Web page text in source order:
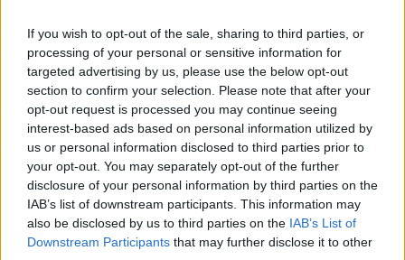
If you wish to opt-out of the sale, sharing to third parties, or
processing of your personal or sensitive information for
targeted advertising by us, please use the below opt-out
section to confirm your selection. Please note that after your
opt-out request is processed you may continue seeing
interest-based ads based on personal information utilized by
us or personal information disclosed to third parties prior to
your opt-out. You may separately opt-out of the further
disclosure of your personal information by third parties on the
IAB’s list of downstream participants. This information may
also be disclosed by us to third parties on the IAB’s List of
Downstream Participants that may further disclose it to other
pelle dai raggi UV.
REDAZIONE DIREDONNA